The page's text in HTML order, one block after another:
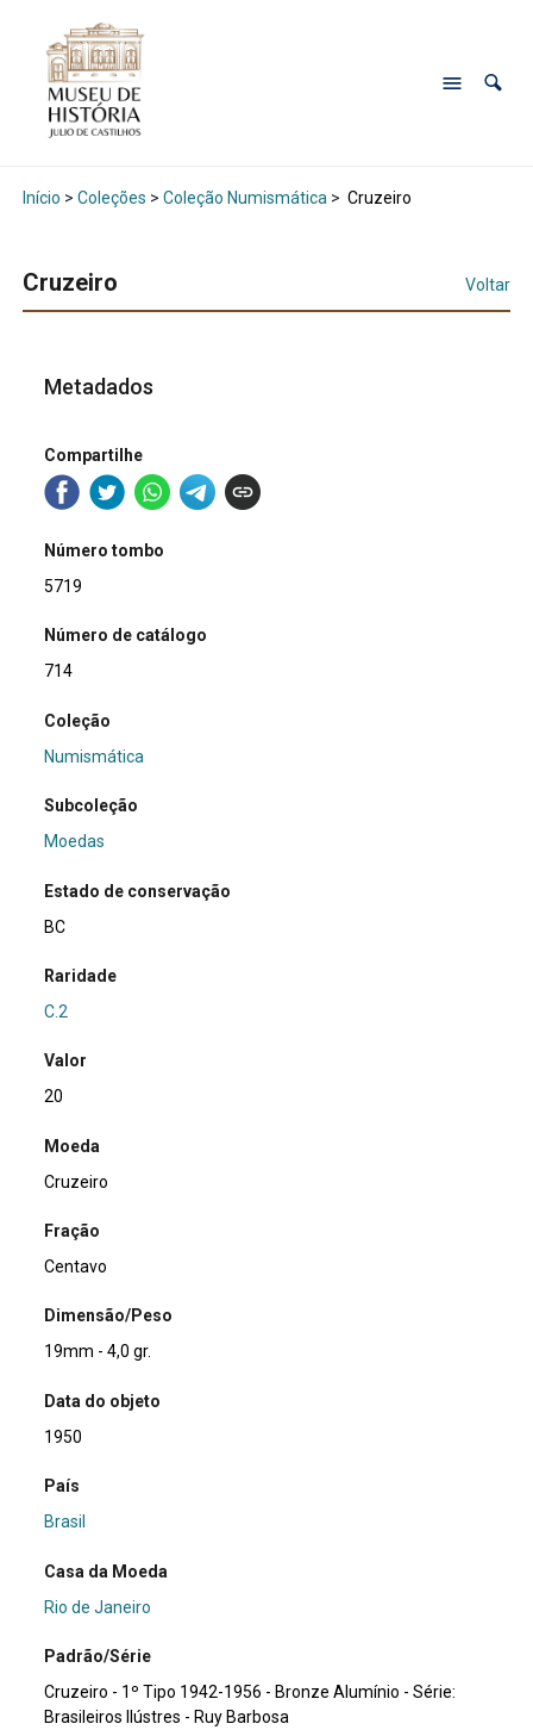
Início > Coleções > Coleção Numismática > Cruzeiro
Cruzeiro Voltar
Metadados
Compartilhe
Número tombo
5719
Número de catálogo
714
Coleção
Numismática
Subcoleção
Moedas
Estado de conservação
BC
Raridade
C.2
Valor
20
Moeda
Cruzeiro
Fração
Centavo
Dimensão/Peso
19mm - 4,0 gr.
Data do objeto
1950
País
Brasil
Casa da Moeda
Rio de Janeiro
Padrão/Série
Cruzeiro - 1º Tipo 1942-1956 - Bronze Alumínio - Série:
Brasileiros Ilústres - Ruy Barbosa